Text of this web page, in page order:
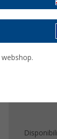
Prix TTC+
€